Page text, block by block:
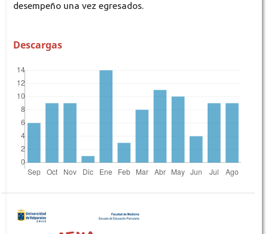
desempeño una vez egresados.
Descargas